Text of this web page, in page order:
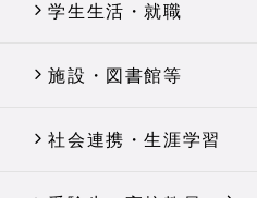
学生生活・就職
施設・図書館等
社会連携・生涯学習